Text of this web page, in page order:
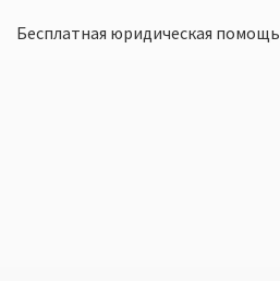
Бесплатная юридическая помощь